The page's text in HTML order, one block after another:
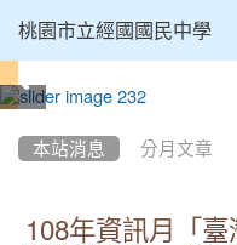
桃園市立經國國民中學
本站消息 分月文章
108年資訊月「